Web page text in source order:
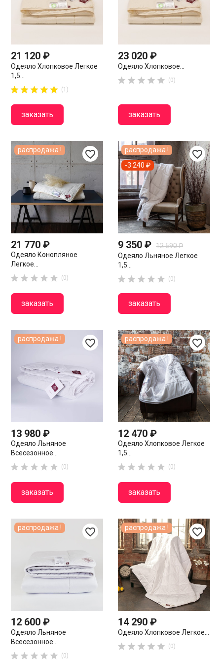
21 120 ₽
Одеяло Хлопковое Легкое
1,5...

 (1)
заказать
23 020 ₽
Одеяло Хлопковое...
     (0)
заказать
favorite_border
21 770 ₽
Одеяло Конопляное
Легкое...
     (0)
заказать
распродажа ! favorite_border
9 350 ₽ 12 590 ₽
Одеяло Льняное Легкое
1,5...
     (0)
заказать
распродажа !
-3 240 ₽
favorite_border
13 980 ₽
Одеяло Льняное
Всесезонное...
     (0)
заказать
распродажа ! favorite_border
12 470 ₽
Одеяло Хлопковое Легкое
1,5...
     (0)
заказать
распродажа !
favorite_border
12 600 ₽
Одеяло Льняное
Всесезонное...
     (0)
распродажа ! favorite_border
14 290 ₽
Одеяло Хлопковое Легкое...
     (0)
распродажа !